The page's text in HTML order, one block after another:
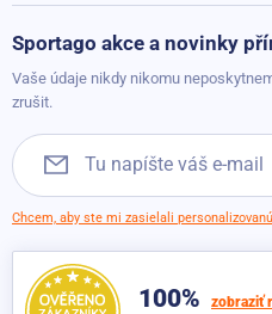
Obchodné podmienky
Sportago akce a novinky
Vaše údaje nikdy nikomu
zrušit.
Chcem, aby ste mi zasielali
100% zobraziť